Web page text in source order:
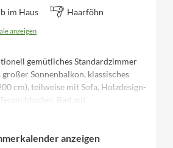
im Haus
Haarföhn
anzeigen
gemütliches Standardzimmer
Sonnenbalkon, klassisches
cm), teilweise mit Sofa, Holzdesign-
Bad mit
Bademäntel und Saunatücher für
anzeigen